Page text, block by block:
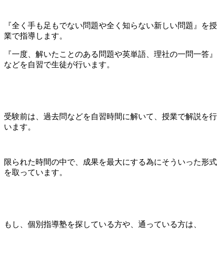
『全く手も足もでない問題や全く知らない新しい問題』を授
業で指導します。
『一度、解いたことのある問題や英単語、理社の一問一答』
などを自習で生徒が行います。
受験前は、過去問などを自習時間に解いて、授業で解説を行
います。
限られた時間の中で、成果を最大にする為にそういった形式
を取っています。
もし、個別指導塾を探している方や、通っている方は、